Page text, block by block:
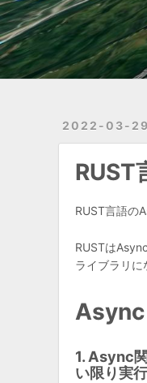
2022-03-29
RUST
RUST言語の
RUSTは
ライブラリに
1. Async
い限り実